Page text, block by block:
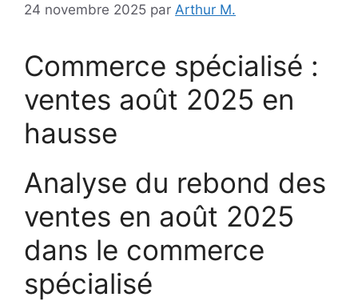
24 novembre 2025 par Arthur M.
Commerce spécialisé :
ventes août 2025 en
hausse
Analyse du rebond des
ventes en août 2025
dans le commerce
spécialisé